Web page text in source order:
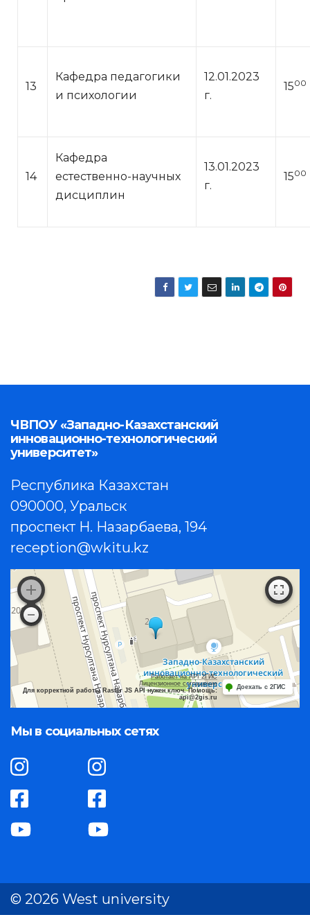
13
Кафедра педагогики
и психологии
12.01.2023
г.
1500
14
Кафедра
естественно-научных
дисциплин
13.01.2023
г.
1500
ЧВПОУ «Западно-Казахстанский
инновационно-технологический
университет»
Республика Казахстан
090000, Уральск
проспект Н. Назарбаева, 194
reception@wkitu.kz
Работает на API 2ГИС
Лицензионное соглашение
Для корректной работы Raster JS API нужен ключ. Помощь:
api@2gis.ru
Доехать с 2ГИС
Мы в социальных сетях
© 2026 West university